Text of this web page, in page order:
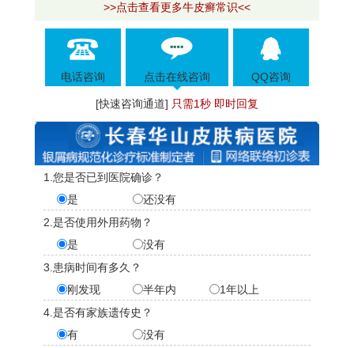
>>点击查看更多牛皮癣常识<<
电话咨询 点击在线咨询 QQ咨询
[快速咨询通道] 只需1秒 即时回复
1.您是否已到医院确诊？
是
还没有
2.是否使用外用药物？
是
没有
3.患病时间有多久？
刚发现
半年内
1年以上
4.是否有家族遗传史？
有
没有